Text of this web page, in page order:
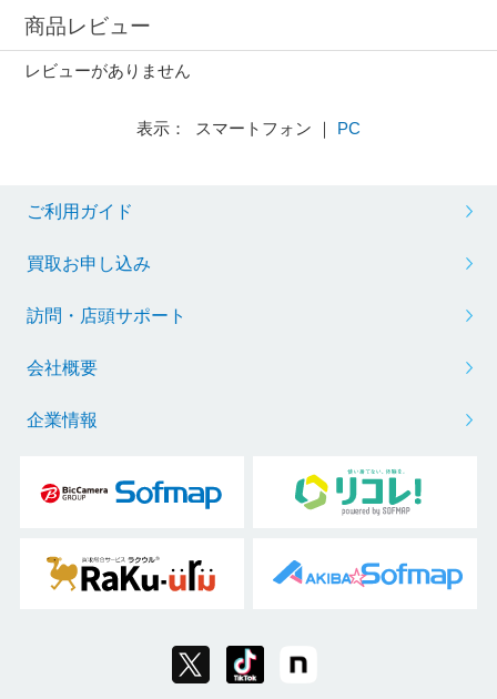
商品レビュー
レビューがありません
表示： スマートフォン ｜ PC
ご利用ガイド
買取お申し込み
訪問・店頭サポート
会社概要
企業情報